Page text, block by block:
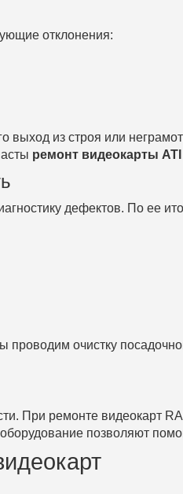
отклонения:
выход из строя или
ремонт видеокарты ATI
дефектов. По ее
очистку
При ремонте видеокарт
позволяют